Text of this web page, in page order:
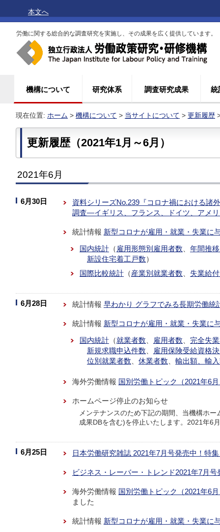
本文へ
労働に関する総合的な調査研究を実施し、その成果を広く提供しています。
機構について 研究体系 調査研究成果 統
現在位置: ホーム > 機構について > 当サイトについて > 更新履歴
更新履歴（2021年1月～6月）
2021年6月
6月30日
資料シリーズNo.239『コロナ禍における諸
調査―イギリス、フランス、ドイツ、アメ
統計情報 新型コロナが雇用・就業・失業に
国内統計 （ 雇用形態別雇用者数
年間推
新設住宅着工戸数）
国際比較統計 （産業別就業者数 失業給
6月28日 統計情報 早わかり グラフでみる長期労働統
統計情報 新型コロナが雇用・就業・失業に
国内統計 （就業者数 雇用者数
完全失
新規求職申込件数
雇用保険受給資格
位別就業者数
休業者数 輸出額、輸
海外労働情報 国別労働トピック（2021年6
ホームページ停止のお知らせ
メンテナンスのため下記の期間、当機構ホ
成果DBを含む)を停止いたします。2021年6
6月25日 日本労働研究雑誌 2021年7月号発売中！特
ビジネス・レーバー・トレンド2021年7月
海外労働情報 国別労働トピック（2021年6
ました
統計情報 新型コロナが雇用・就業・失業に